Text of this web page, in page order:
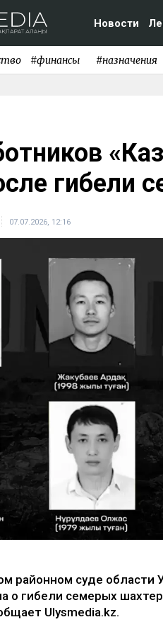
Новости
#финансы #назначения
гибели
07.07.2026, 12:16
районном суде области
о гибели семерых
Ulysmedia.kz.